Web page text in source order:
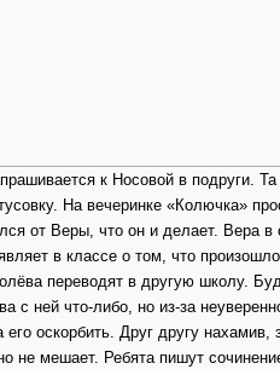
к Носовой в подруги. Та
На вечеринке «Колючка»
от Веры, что он и делает. Вера в
в классе о том, что
переводят в другую школу.
с ней что-либо, но из-за
оскорбить. Друг другу нахамив,
не мешает. Ребята пишут